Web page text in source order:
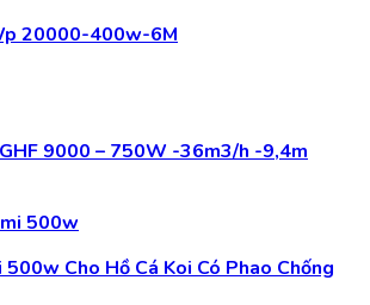
20000-400w-6M
9000 – 750W -36m3/h -9,4m
500w Cho Hồ Cá Koi Có Phao Chống